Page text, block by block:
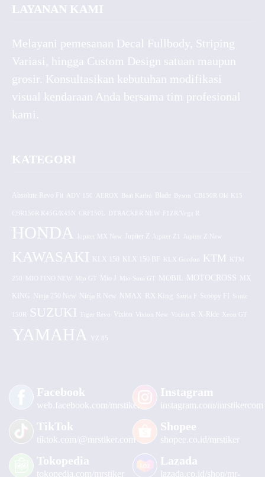
LAYANAN KAMI
Melayani pemesanan Decal Fullbody, Striping
Variasi, hingga Custom Design satuan maupun
grosir. Konsultasikan kebutuhan modifikasi
visual kendaraan Anda bersama tim profesional
kami.
KATEGORI
Absolute Revo Fit ADV 150 AEROX CB150R Old K15
CBR150R K45G/K45N CRF150L DTRACKER NEW F1ZR/Vega R
HONDA Jupiter MX New Jupiter Z Jupiter Z1 Jupiter Z New
KAWASAKI KLX 150 KLX 150 BF KLX Gordon KTM KTM
250 MIO FINO NEW Mio GT Mio J Mio Soul GT MOBIL MOTOCROSS MX
KING Ninja 250 New Ninja R New NMAX RX King Satria F Scoopy FI Sonic
150R SUZUKI Tiger Revo Vixion Vixion New Vixion R X-Ride Xeon GT
YAMAHA YZ 85
Facebook
web.facebook.com/mrstiker
Instagram
instagram.com/mrstikercom
TikTok
tiktok.com/@mrstiker.com
Shopee
shopee.co.id/mrstiker
Tokopedia
tokopedia.com/mrstiker
Lazada
lazada.co.id/shop/mr-